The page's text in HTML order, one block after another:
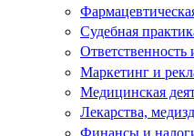
Судебная
Ответственность
Маркетинг и
Медицинская
Лекарства,
Финансы и